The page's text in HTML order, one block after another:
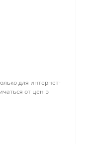
для интернет-
от цен в